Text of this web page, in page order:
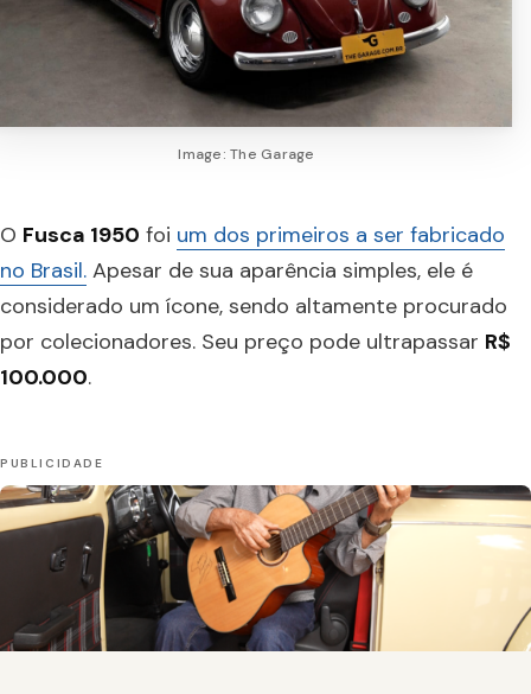
Image: The Garage
O Fusca 1950 foi um dos primeiros a ser fabricado
no Brasil. Apesar de sua aparência simples, ele é
considerado um ícone, sendo altamente procurado
por colecionadores. Seu preço pode ultrapassar R$
100.000.